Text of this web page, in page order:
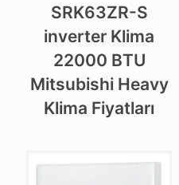
SRK63ZR-S
inverter Klima
22000 BTU
Mitsubishi Heavy
Klima Fiyatları